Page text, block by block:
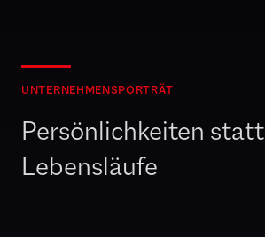
UNTERNEHMENSPORTRÄT
Persönlichkeiten statt
Lebensläufe